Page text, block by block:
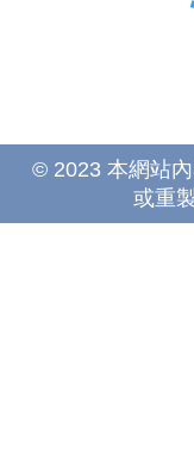
© 2023 本網站
或重